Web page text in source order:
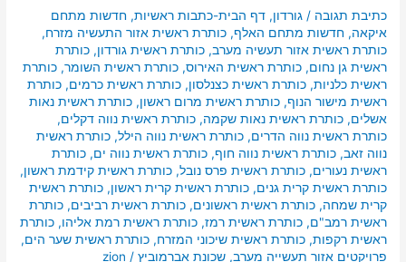
כתיבת תגובה /גורדון,דף הבית-כתבות ראשיות,חדשות מתחם
איקאה,חדשות מתחם האלף,כותרת ראשית אזור התעשיה מזרח,
כותרת ראשית אזור תעשיה מערב,כותרת ראשית גורדון,כותרת
ראשית גן נחום,כותרת ראשית האירוס,כותרת ראשית השומר,כותרת
ראשית כלניות,כותרת ראשית כצנלסון,כותרת ראשית כרמים,כותרת
ראשית מישור הנוף,כותרת ראשית מרום ראשון,כותרת ראשית נאות
אשלים,כותרת ראשית נאות שקמה,כותרת ראשית נווה דקלים,
כותרת ראשית נווה הדרים,כותרת ראשית נווה הילל,כותרת ראשית
נווה זאב,כותרת ראשית נווה חוף,כותרת ראשית נווה ים,כותרת
ראשית נעורים,כותרת ראשית פרס נובל,כותרת ראשית קידמת ראשון,
כותרת ראשית קרית גנים,כותרת ראשית קרית ראשון,כותרת ראשית
קרית שמחה,כותרת ראשית ראשונים,כותרת ראשית רביבים,כותרת
ראשית רמב"ם,כותרת ראשית רמז,כותרת ראשית רמת אליהו,כותרת
ראשית רקפות,כותרת ראשית שיכוני המזרח,כותרת ראשית שער הים,
פרויקטים אזור תעשייה מערב,שכונת אברמוביץ /
zion